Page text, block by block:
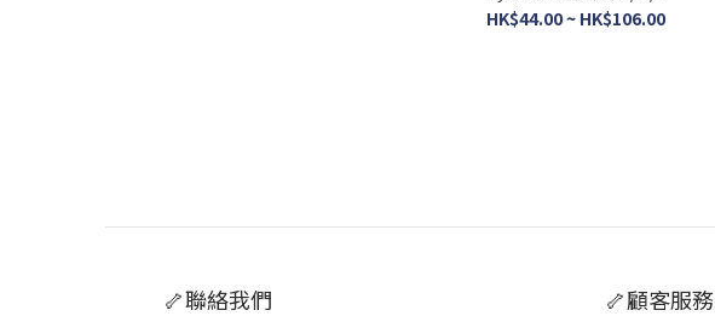
HK$44.00 ~ HK$106.00
🦴聯絡我們 🦴顧客服務